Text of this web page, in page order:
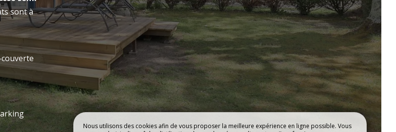
sont à
Nous utilisons des cookies afin de vous proposer la meilleure expérience en ligne possible. Vous